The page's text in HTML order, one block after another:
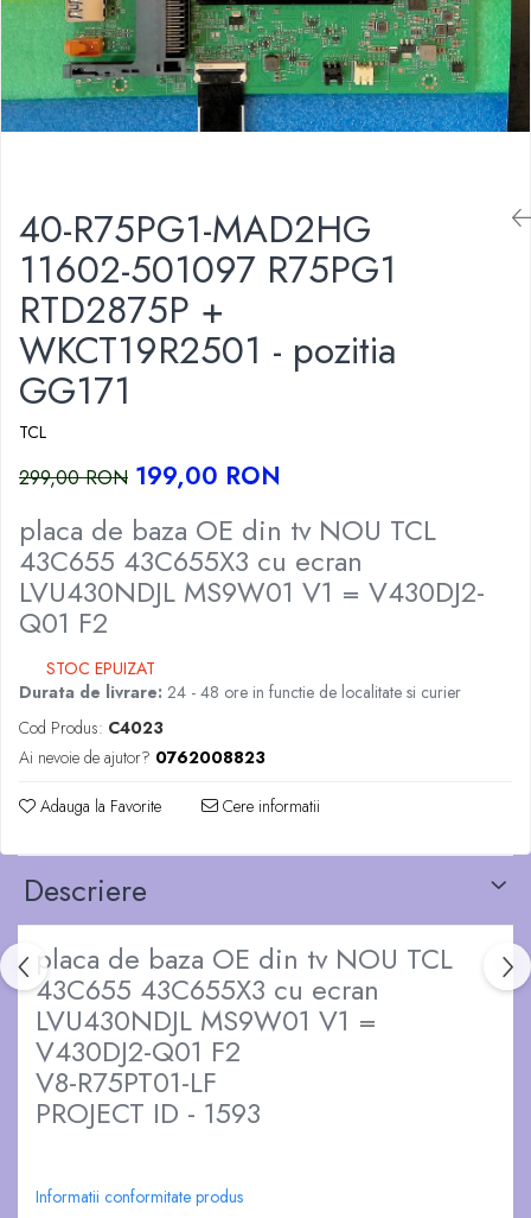
40-R75PG1-MAD2HG
11602-501097 R75PG1
RTD2875P +
WKCT19R2501 - pozitia
GG171
TCL
299,00 RON 199,00 RON
placa de baza OE din tv NOU TCL
43C655 43C655X3 cu ecran
LVU430NDJL MS9W01 V1 = V430DJ2-
Q01 F2
STOC EPUIZAT
Durata de livrare: 24 - 48 ore in functie de localitate si curier
Cod Produs: C4023
Ai nevoie de ajutor? 0762008823
Adauga la Favorite Cere informatii
Descriere
placa de baza OE din tv NOU TCL
43C655 43C655X3 cu ecran
LVU430NDJL MS9W01 V1 =
V430DJ2-Q01 F2
V8-R75PT01-LF
PROJECT ID - 1593
Informatii conformitate produs